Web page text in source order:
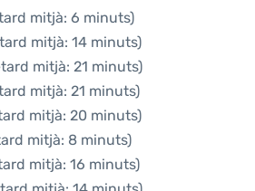
mitjà: 6 minuts)
mitjà: 14 minuts)
mitjà: 21 minuts)
mitjà: 21 minuts)
mitjà: 20 minuts)
mitjà: 8 minuts)
mitjà: 16 minuts)